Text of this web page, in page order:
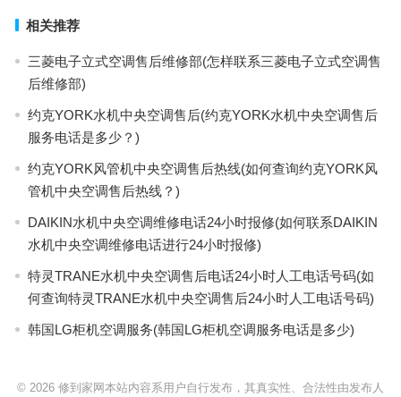
相关推荐
三菱电子立式空调售后维修部(怎样联系三菱电子立式空调售
后维修部)
约克YORK水机中央空调售后(约克YORK水机中央空调售后
服务电话是多少？)
约克YORK风管机中央空调售后热线(如何查询约克YORK风
管机中央空调售后热线？)
DAIKIN水机中央空调维修电话24小时报修(如何联系DAIKIN
水机中央空调维修电话进行24小时报修)
特灵TRANE水机中央空调售后电话24小时人工电话号码(如
何查询特灵TRANE水机中央空调售后24小时人工电话号码)
韩国LG柜机空调服务(韩国LG柜机空调服务电话是多少)
© 2026 修到家网本站内容系用户自行发布，其真实性、合法性由发布人